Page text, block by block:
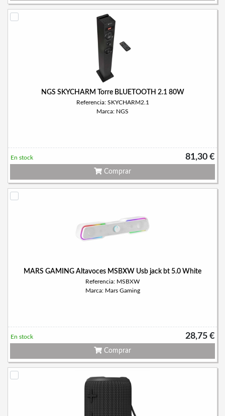
NGS SKYCHARM Torre BLUETOOTH 2.1 80W
Referencia: SKYCHARM2.1
Marca: NGS
81,30 €
En stock
Comprar
MARS GAMING Altavoces MSBXW Usb jack bt 5.0 White
Referencia: MSBXW
Marca: Mars Gaming
28,75 €
En stock
Comprar